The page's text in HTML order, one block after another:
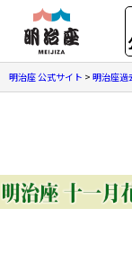
明治座 公式サイト > 明治座過